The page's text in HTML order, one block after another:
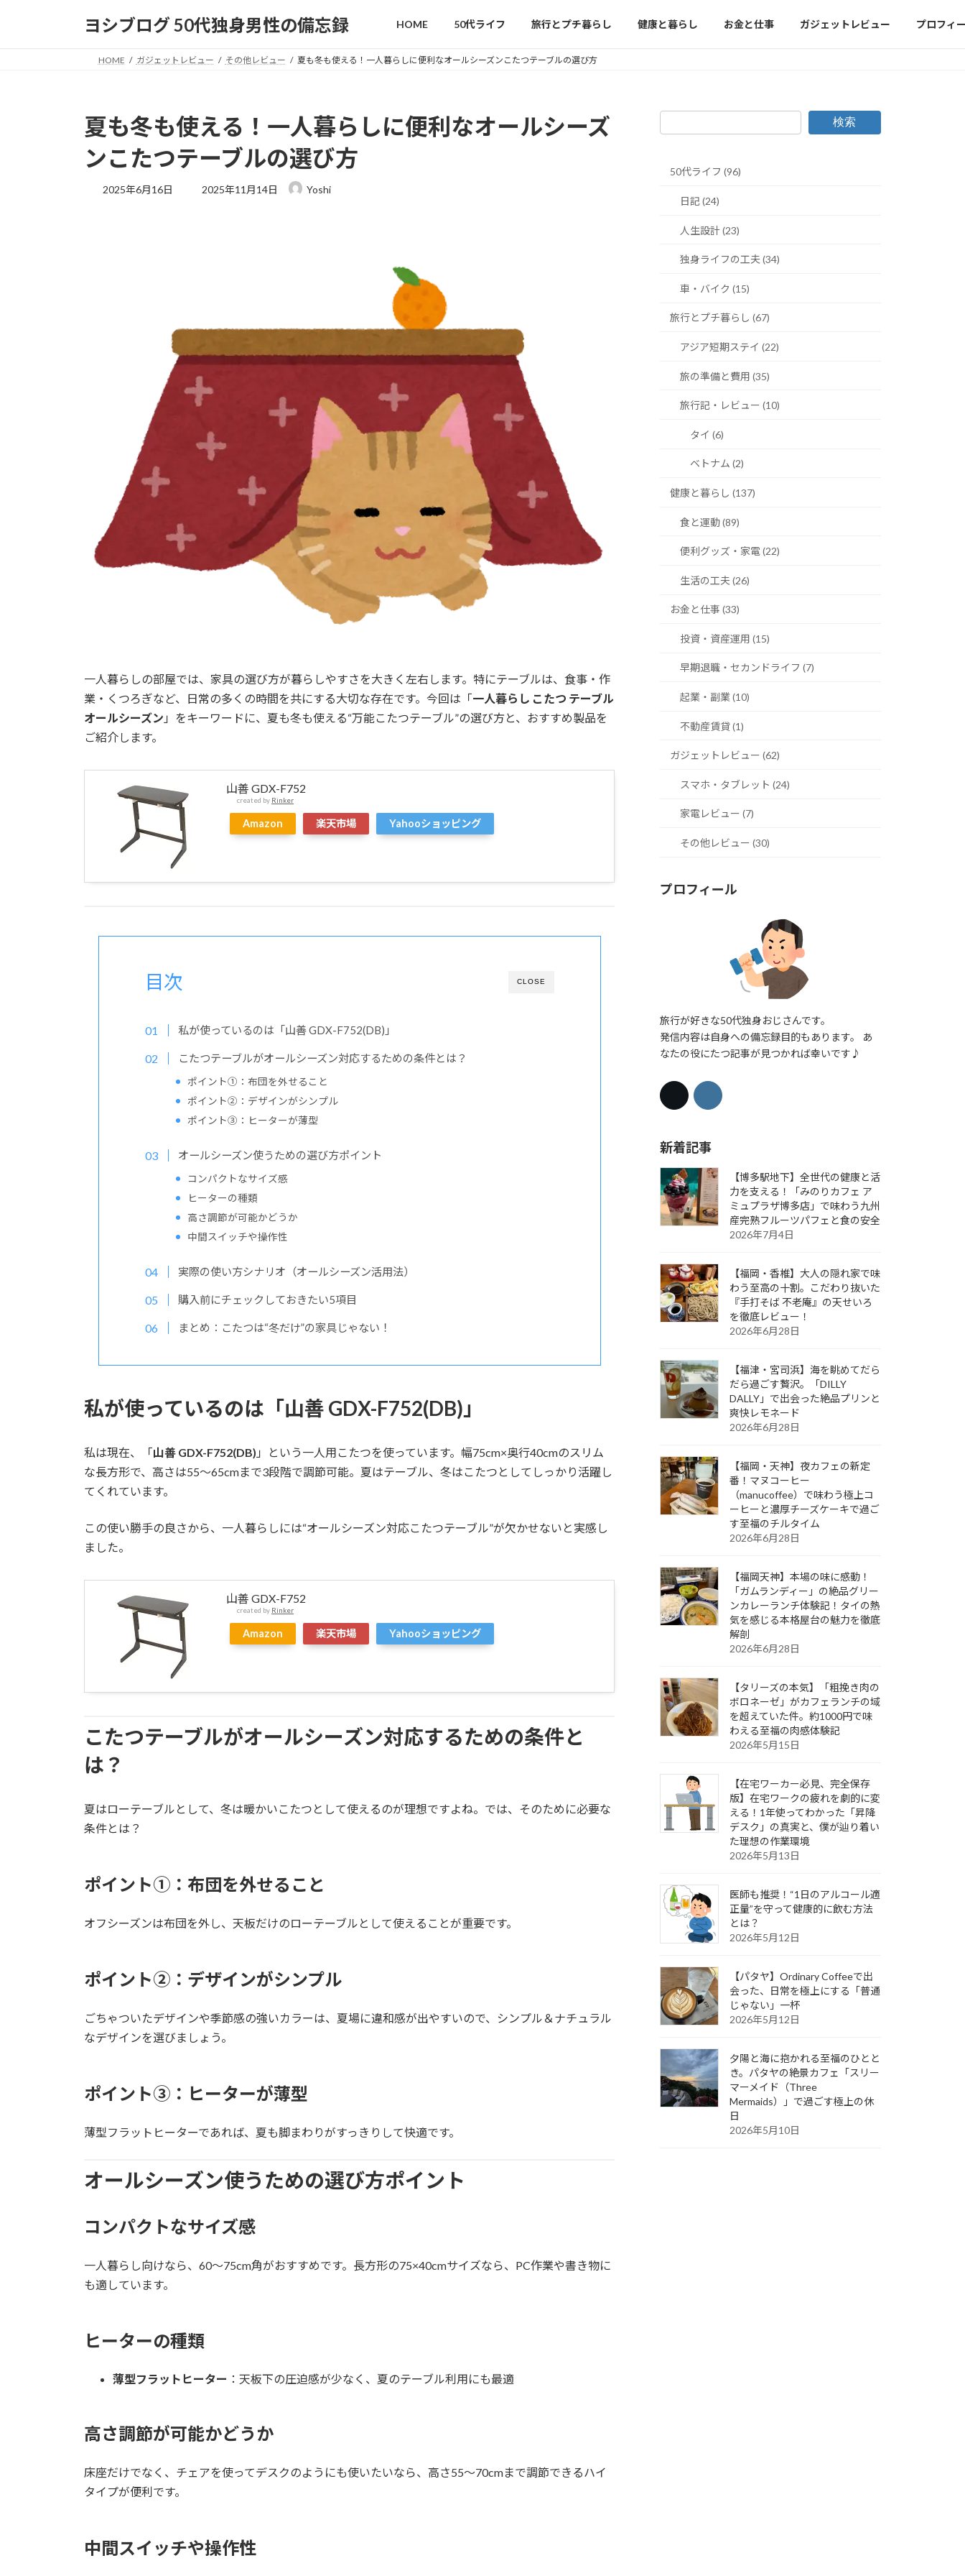
ヨシブログ 50代独身男性の備忘録 HOME 50代ライフ 旅行とプチ暮らし 健康と暮らし お金と仕事 ガジェットレビュー プロフィ
HOME ガジェットレビュー その他レビュー 夏も冬も使える！一人暮らしに便利なオールシーズンこたつテーブルの選び方
夏も冬も使える！一人暮らしに便利なオールシーズ
ンこたつテーブルの選び方
2025年6月16日
最
2025年11月14日 Yoshi
一人暮らしの部屋では、家具の選び方が暮らしやすさを大きく左右します。特にテーブルは、食事・作
業・くつろぎなど、日常の多くの時間を共にする大切な存在です。今回は「一人暮らし こたつ テーブル
オールシーズン 」をキーワードに、夏も冬も使える“万能こたつテーブル”の選び方と、おすすめ製品を
ご紹介します。
山善 GDX-F752
created by Rinker
Amazon 楽天市場 Yahooショッピング
CLOSE
目次
私が使っているのは「山善 GDX-F752(DB)」
こたつテーブルがオールシーズン対応するための条件とは？
ポイント①：布団を外せること
ポイント②：デザインがシンプル
ポイント③：ヒーターが薄型
オールシーズン使うための選び方ポイント
コンパクトなサイズ感
ヒーターの種類
高さ調節が可能かどうか
中間スイッチや操作性
実際の使い方シナリオ（オールシーズン活用法）
購入前にチェックしておきたい5項目
まとめ：こたつは“冬だけ”の家具じゃない！
私が使っているのは「山善 GDX-F752(DB)」
私は現在、「山善 GDX-F752(DB) 」という一人用こたつを使っています。幅75cm×奥行40cmのスリム
な長方形で、高さは55〜65cmまで3段階で調節可能。夏はテーブル、冬はこたつとしてしっかり活躍し
てくれています。
この使い勝手の良さから、一人暮らしには“オールシーズン対応こたつテーブル”が欠かせないと実感し
ました。
山善 GDX-F752
created by Rinker
Amazon 楽天市場 Yahooショッピング
こたつテーブルがオールシーズン対応するための条件と
は？
夏はローテーブルとして、冬は暖かいこたつとして使えるのが理想ですよね。では、そのために必要な
条件とは？
ポイント①：布団を外せること
オフシーズンは布団を外し、天板だけのローテーブルとして使えることが重要です。
ポイント②：デザインがシンプル
ごちゃついたデザインや季節感の強いカラーは、夏場に違和感が出やすいので、シンプル＆ナチュラル
なデザインを選びましょう。
ポイント③：ヒーターが薄型
薄型フラットヒーターであれば、夏も脚まわりがすっきりして快適です。
オールシーズン使うための選び方ポイント
コンパクトなサイズ感
一人暮らし向けなら、60〜75cm角がおすすめです。長方形の75×40cmサイズなら、PC作業や書き物に
も適しています。
ヒーターの種類
薄型フラットヒーター ：天板下の圧迫感が少なく、夏のテーブル利用にも最適
高さ調節が可能かどうか
床座だけでなく、チェアを使ってデスクのようにも使いたいなら、高さ55〜70cmまで調節できるハイ
タイプが便利です。
中間スイッチや操作性
検索
50代ライフ (96)
日記 (24)
人生設計 (23)
独身ライフの工夫 (34)
車・バイク (15)
旅行とプチ暮らし (67)
アジア短期ステイ (22)
旅の準備と費用 (35)
旅行記・レビュー (10)
タイ (6)
ベトナム (2)
健康と暮らし (137)
食と運動 (89)
便利グッズ・家電 (22)
生活の工夫 (26)
お金と仕事 (33)
投資・資産運用 (15)
早期退職・セカンドライフ (7)
起業・副業 (10)
不動産賃貸 (1)
ガジェットレビュー (62)
スマホ・タブレット (24)
家電レビュー (7)
その他レビュー (30)
プロフィール
旅行が好きな50代独身おじさんです。
発信内容は自身への備忘録目的もあります。 あ
なたの役にたつ記事が見つかれば幸いです♪
新着記事
【博多駅地下】全世代の健康と活
力を支える！「みのりカフェ ア
ミュプラザ博多店」で味わう九州
産完熟フルーツパフェと食の安全
2026年7月4日
【福岡・香椎】大人の隠れ家で味
わう至高の十割。こだわり抜いた
『手打そば 不老庵』の天せいろ
を徹底レビュー！
2026年6月28日
【福津・宮司浜】海を眺めてだら
だら過ごす贅沢。「DILLY
DALLY」で出会った絶品プリンと
爽快レモネード
2026年6月28日
【福岡・天神】夜カフェの新定
番！マヌコーヒー
（manucoffee）で味わう極上コ
ーヒーと濃厚チーズケーキで過ご
す至福のチルタイム
2026年6月28日
【福岡天神】本場の味に感動！
「ガムランディー」の絶品グリー
ンカレーランチ体験記！タイの熱
気を感じる本格屋台の魅力を徹底
解剖
2026年6月28日
【タリーズの本気】「粗挽き肉の
ボロネーゼ」がカフェランチの域
を超えていた件。約1000円で味
わえる至福の肉感体験記
2026年5月15日
【在宅ワーカー必見、完全保存
版】在宅ワークの疲れを劇的に変
える！1年使ってわかった「昇降
デスク」の真実と、僕が辿り着い
た理想の作業環境
2026年5月13日
医師も推奨！“1日のアルコール適
正量”を守って健康的に飲む方法
とは？
2026年5月12日
【パタヤ】Ordinary Coffeeで出
会った、日常を極上にする「普通
じゃない」一杯
2026年5月12日
夕陽と海に抱かれる至福のひとと
き。パタヤの絶景カフェ「スリー
マーメイド（Three
Mermaids）」で過ごす極上の休
日
2026年5月10日